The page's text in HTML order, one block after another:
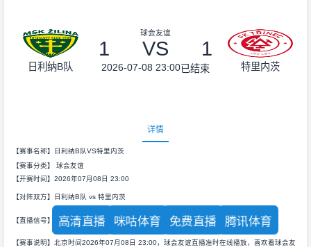
日利纳B队
球会友谊
1 VS 1
2026-07-08 23:00已结束 特里内茨
详情
【赛事名称】日利纳B队VS特里内茨
【赛事分类】 球会友谊
【开赛时间】2026年07月08日 23:00
【对阵双方】日利纳B队 vs 特里内茨
【直播信号】 高清直播 咪咕体育 免费直播 腾讯体育
【赛事说明】北京时间2026年07月08日 23:00，球会友谊直播准时在线播放，喜欢看球会友